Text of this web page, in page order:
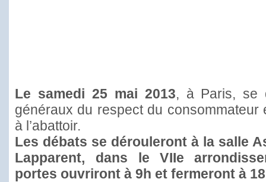
Le samedi 25 mai 2013, à Paris, se
généraux du respect du consommateur
à l’abattoir.
Les débats se dérouleront à la salle
Lapparent, dans le VIIe
portes ouvriront à 9h et fermeront à